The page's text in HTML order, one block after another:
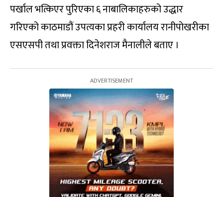
पर्खाल भत्किएर पुरिएका ६ नाबालिकाहरुको उद्धार
गरिएको काठमाडौं उपत्यका प्रहरी कार्यालय रानीपोखरीका
एसएसपी तथा प्रवक्ता दिनेशराज मैनालीले बताए ।